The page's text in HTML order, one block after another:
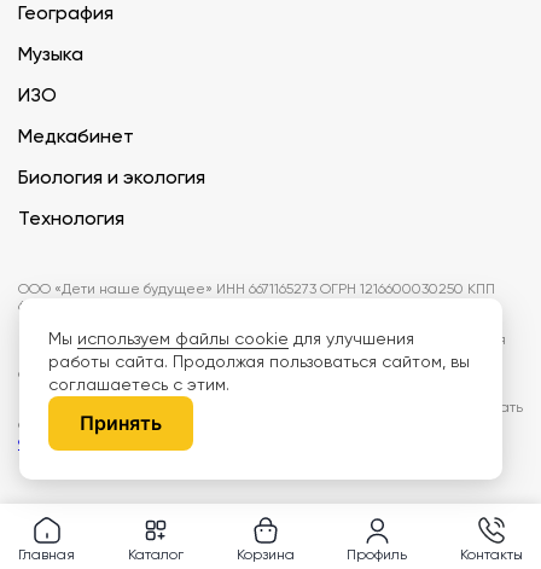
География
Музыка
ИЗО
Медкабинет
Биология и экология
Технология
ООО «Дети наше будущее» ИНН 6671165273 ОГРН 1216600030250 КПП
667101001 БИК 046577674
Информация на сайте не является публичной офертой. Изображения
могут отличаться от поставляемых товаров. Поставщик оставляет за
собой право изменить цены и характеристики товаров без
предварительного уведомления заказчика, если это не влияет на
качество поставляемой продукции. Мы используем cookie, чтобы делать
сайт лучше. Пользуясь сайтом, вы соглашаетесь с
обработки персональных данных и политикой конфиденциальности.
Главная Каталог Корзина Профиль Контакты
Мы используем файлы cookie для улучшения
работы сайта. Продолжая пользоваться сайтом, вы
соглашаетесь с этим.
Принять